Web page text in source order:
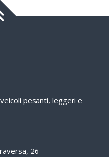
pesanti, leggeri e
26